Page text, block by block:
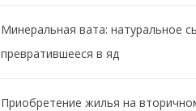
Минеральная вата: натуральное
превратившееся в яд
Приобретение жилья на